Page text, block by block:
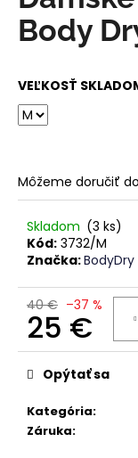
0,0
Body
VEĽKOSŤ
Môžeme doručiť
Skladom (3 ks)
Kód: 3732/M
Značka:BodyDry
40 € –37 %
25 €
Jednotková
cena:
Kategória:
Záruka:
Opýtať sa
á
j
ť
?
O
d
p
ú
m